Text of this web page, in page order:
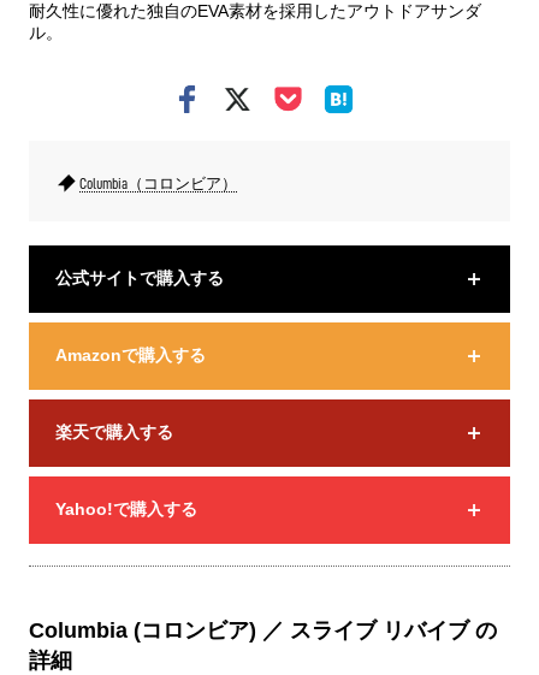
耐久性に優れた独自のEVA素材を採用したアウトドアサンダ
ル。
Columbia（コロンビア）
公式サイトで購入する
Amazonで購入する
楽天で購入する
Yahoo!で購入する
Columbia (コロンビア) ／ スライブ リバイブ の
詳細